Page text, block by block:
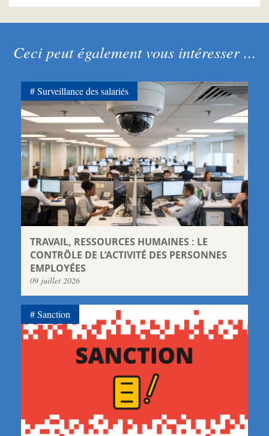
Ceci peut également vous intéresser ...
TRAVAIL, RESSOURCES HUMAINES : LE
CONTRÔLE DE L’ACTIVITÉ DES PERSONNES
EMPLOYÉES
09 juillet 2026
Surveillance des salariés
Sanction